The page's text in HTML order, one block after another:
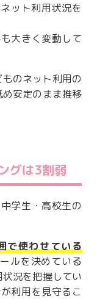
ット利用状況を
大きく変動して
のネット利用の
安定のまま推移
グは3割弱
学生・高校生の
で使わせている
ルを決めている
況を把握してい
利用を見守るこ